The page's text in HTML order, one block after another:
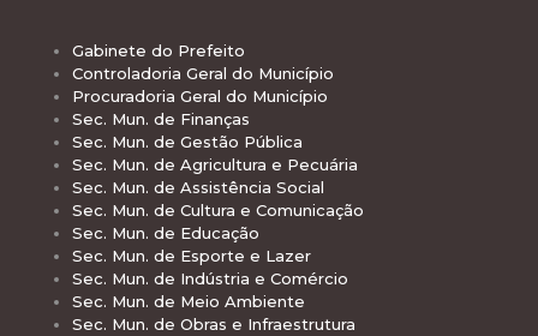
Gabinete do Prefeito
Controladoria Geral do Município
Procuradoria Geral do Município
Sec. Mun. de Finanças
Sec. Mun. de Gestão Pública
Sec. Mun. de Agricultura e Pecuária
Sec. Mun. de Assistência Social
Sec. Mun. de Cultura e Comunicação
Sec. Mun. de Educação
Sec. Mun. de Esporte e Lazer
Sec. Mun. de Indústria e Comércio
Sec. Mun. de Meio Ambiente
Sec. Mun. de Obras e Infraestrutura